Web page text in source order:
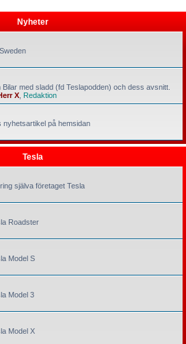
Nyheter
med sladd (fd Teslapodden) och dess avsnitt.
X Redaktion
nyhetsartikel på hemsidan
Tesla
själva företaget Tesla
Roadster
Model S
Model 3
Model X